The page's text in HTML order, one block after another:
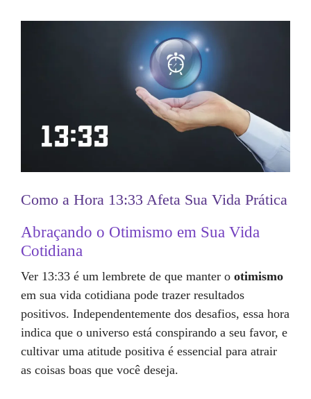
Como a Hora 13:33 Afeta Sua Vida Prática
Abraçando o Otimismo em Sua Vida
Cotidiana
Ver 13:33 é um lembrete de que manter o otimismo
em sua vida cotidiana pode trazer resultados
positivos. Independentemente dos desafios, essa hora
indica que o universo está conspirando a seu favor, e
cultivar uma atitude positiva é essencial para atrair
as coisas boas que você deseja.